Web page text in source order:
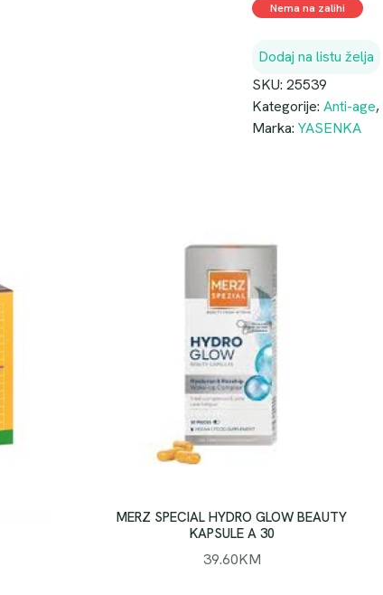
Nema na zalihi
Dodaj na listu želja
SKU: 25539
Kategorije: Anti-age,
Marka: YASENKA
MERZ SPECIAL HYDRO GLOW BEAUTY
KAPSULE A 30
39.60KM